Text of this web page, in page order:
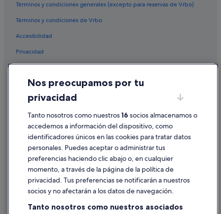
Hoteles de aventura en Víznar
Pensiones en Fargue
Complejos de pisos en Víznar
Independent hoteles en Alfacar
Hoteles cerca de Centro de visitantes del Parque Natural Sierra
Villas en Víznar
Hoteles para bodas en Víznar
Granada hoteles
Inturjoven hoteles en Alfacar
Casas de campo en Nívar
Apartamentos en Alfacar
Albergues en Alfacar
Pensiones en Alfacar
Términos y condiciones generales (excepto para reservas de Vrbo)
Términos y condiciones de Vrbo
Accesibilidad
Privacidad
Condiciones de uso
Información legal/contacto
Pautas sobre el contenido y cómo denunciar contenido
Ayuda
Cancelar un vuelo
Cancelar una reserva de hotel o de un alquiler vacacional
Nos preocupamos por tu
privacidad
Tanto nosotros como nuestros16 socios almacenamos o
accedemos a información del dispositivo, como
identificadores únicos en las cookies para tratar datos
personales. Puedes aceptar o administrar tus
preferencias haciendo clic abajo o, en cualquier
momento, a través de la página de la política de
privacidad. Tus preferencias se notificarán a nuestros
socios y no afectarán a los datos de navegación.
Tanto nosotros como nuestros asociados